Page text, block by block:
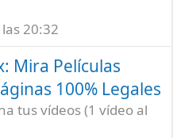
20:32
Mira Películas
100% Legales
tus vídeos (1 vídeo al